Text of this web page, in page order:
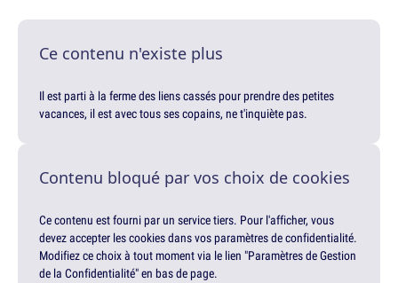
Ce contenu n'existe plus
Il est parti à la ferme des liens cassés pour prendre des petites
vacances, il est avec tous ses copains, ne t'inquiète pas.
Contenu bloqué par vos choix de cookies
Ce contenu est fourni par un service tiers. Pour l'afficher, vous
devez accepter les cookies dans vos paramètres de confidentialité.
Modifiez ce choix à tout moment via le lien "Paramètres de Gestion
de la Confidentialité" en bas de page.